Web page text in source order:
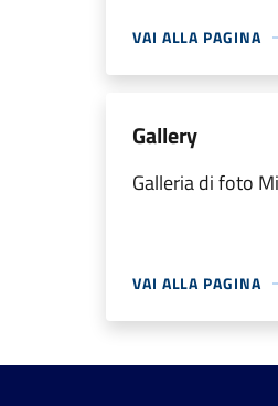
VAI ALLA PAGINA
Gallery
Galleria di foto
VAI ALLA PAGINA